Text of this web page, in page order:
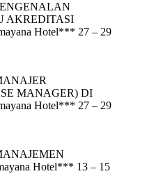
AKREDITASI
Hotel*** 27 – 29
MANAGER) DI
Hotel*** 27 – 29
Hotel*** 13 – 15